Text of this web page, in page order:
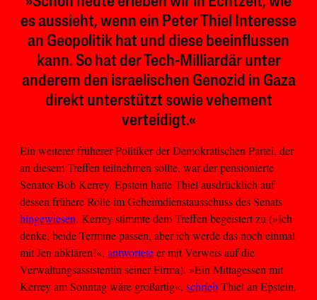
es aussieht, wenn ein Peter Thiel Interesse
an Geopolitik hat und diese beeinflussen
kann. So hat der Tech-Milliardär unter
anderem den israelischen Genozid in Gaza
direkt unterstützt sowie vehement
verteidigt.«
Ein weiterer früherer Politiker der Demokratischen Partei, der
an diesem Treffen teilnehmen sollte, war der pensionierte
Senator Bob Kerrey. Epstein hatte Thiel ausdrücklich auf
dessen frühere Rolle im Geheimdienstausschuss des Senats
hingewiesen. Kerrey stimmte dem Treffen begeistert zu (»Ich
denke, beide Termine passen, aber ich werde das noch einmal
mit Jen abklären!«, antworteteer mit Verweis auf die
Verwaltungsassistentin seiner Firma). »Ein Mittagessen mit
Kerrey am Sonntag wäre großartig«, schriebThiel an Epstein.